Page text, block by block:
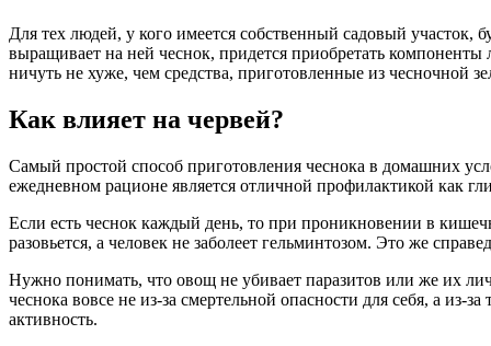
Для тех людей, у кого имеется собственный садовый участок,
выращивает на ней чеснок, придется приобретать
ничуть не хуже, чем средства, приготовленные из чесночной
Как влияет на червей?
Самый простой способ приготовления чеснока в домашних
ежедневном рационе является отличной профилактикой как
Если есть чеснок каждый день, то при проникновении в
разовьется, а человек не заболеет гельминтозом. Это же
Нужно понимать, что овощ не убивает паразитов или же их
чеснока вовсе не из-за смертельной опасности для себя, а
активность.